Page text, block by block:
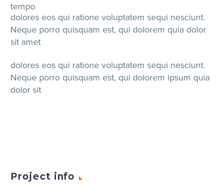
tempo
dolores eos qui ratione voluptatem sequi nesciunt.
Neque porro quisquam est, qui dolorem quia dolor
sit amet
dolores eos qui ratione voluptatem sequi nesciunt.
Neque porro quisquam est, qui dolorem ipsum quia
dolor sit
Project info